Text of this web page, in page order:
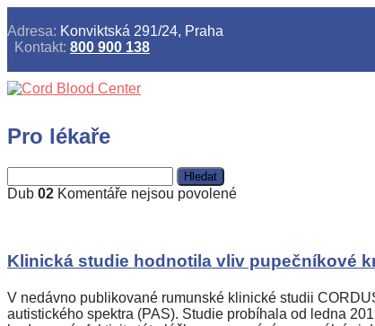
Adresa: Konviktská 291/24, Praha
Kontakt: 800 900 138
Pro lékaře
Dub 02 Komentáře nejsou povolenéu
Klinická
studie
hodnotila
vliv
pupečníkové
Klinická studie hodnotila vliv pupečníkové
V nedávno publikované rumunské klinické studii
autistického spektra (PAS). Studie probíhala od ledna